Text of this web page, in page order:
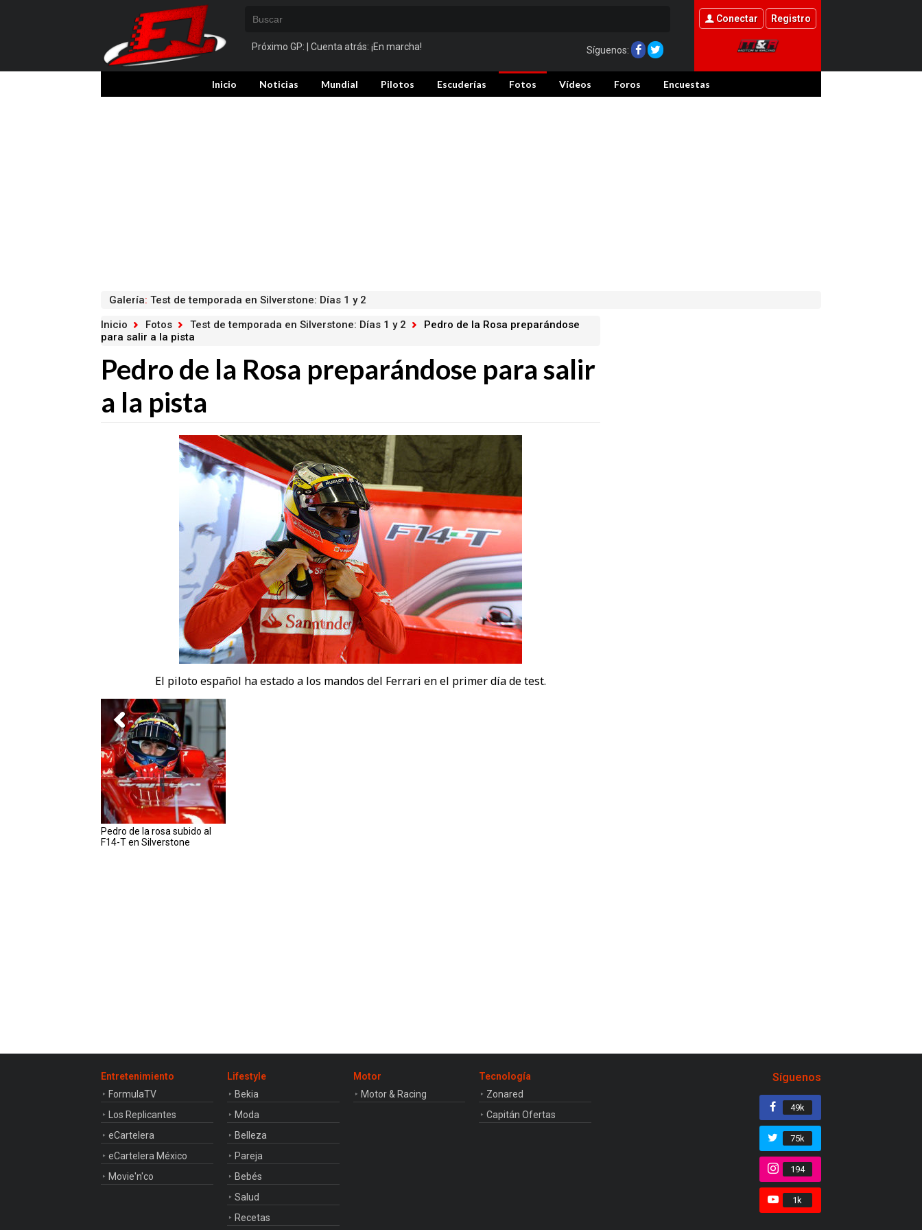
Próximo GP: | Cuenta atrás: ¡En marcha! Síguenos:
Conectar Registro
Inicio Noticias Mundial Pilotos Escuderías Fotos Vídeos Foros Encuestas
Galería: Test de temporada en Silverstone: Días 1 y 2
Inicio
Fotos Test de temporada en Silverstone: Días 1 y 2
Pedro de la Rosa preparándose
para salir a la pista
Pedro de la Rosa preparándose para salir
a la pista
El piloto español ha estado a los mandos del Ferrari en el primer día de test.
Pedro de la rosa subido al
F14-T en Silverstone
Entretenimiento
FormulaTV
Los Replicantes
eCartelera
eCartelera México
Movie'n'co
Lifestyle
Bekia
Moda
Belleza
Pareja
Bebés
Salud
Recetas
Motor
Motor & Racing
Tecnología
Zonared
Capitán Ofertas
Síguenos
49k
75k
194
1k